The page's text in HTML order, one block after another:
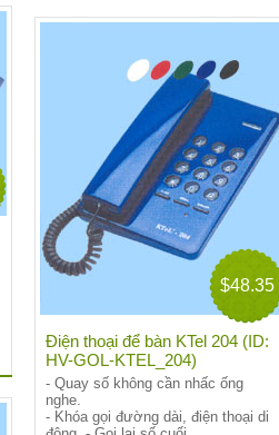
$48.35
Điện thoại để bàn KTel 204 (ID:
HV-GOL-KTEL_204)
- Quay số không cần nhấc ống
nghe.
- Khóa gọi đường dài, điện thoại di